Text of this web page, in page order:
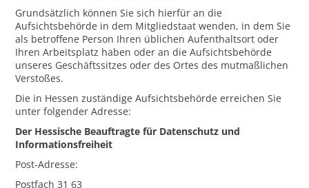
Grundsätzlich können Sie sich hierfür an die
Aufsichtsbehörde in dem Mitgliedstaat wenden, in dem Sie
als betroffene Person Ihren üblichen Aufenthaltsort oder
Ihren Arbeitsplatz haben oder an die Aufsichtsbehörde
unseres Geschäftssitzes oder des Ortes des mutmaßlichen
Verstoßes.
Die in Hessen zuständige Aufsichtsbehörde erreichen Sie
unter folgender Adresse:
Der Hessische Beauftragte für Datenschutz und
Informationsfreiheit
Post-Adresse:
Postfach 31 63